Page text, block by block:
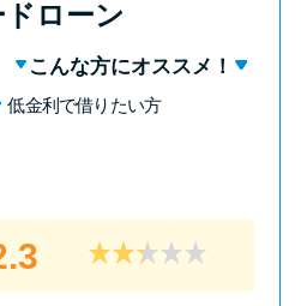
ドローン
こんな方にオススメ！
低金利で借りたい方